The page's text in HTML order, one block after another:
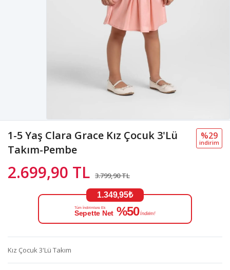
1-5 Yaş Clara Grace Kız Çocuk 3'Lü
Takım-Pembe
2.699,90 TL 3.799,90 TL
%29
i̇ndi̇ri̇m
1.349,95₺
Tüm İndirimlere Ek
Sepette Net %50 İndirim!
Kız Çocuk 3'Lü Takım